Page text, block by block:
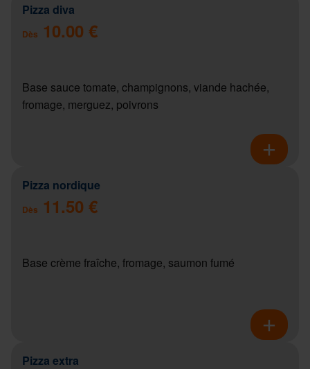
Pizza diva
Dès 10.00 €
Base sauce tomate, champignons, viande hachée,
fromage, merguez, poivrons
Pizza nordique
Dès 11.50 €
Base crème fraîche, fromage, saumon fumé
Pizza extra